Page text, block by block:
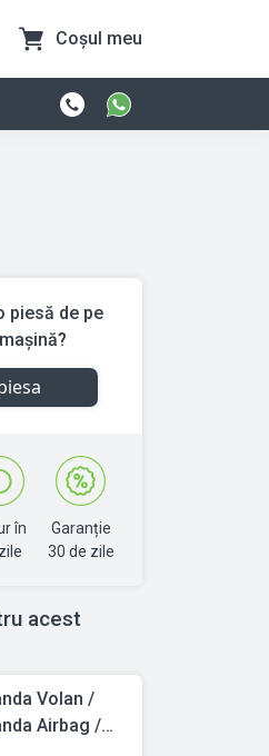
Coșul meu
piesă de pe
în
Garanție
30 de zile
acest
Volan /
Airbag /